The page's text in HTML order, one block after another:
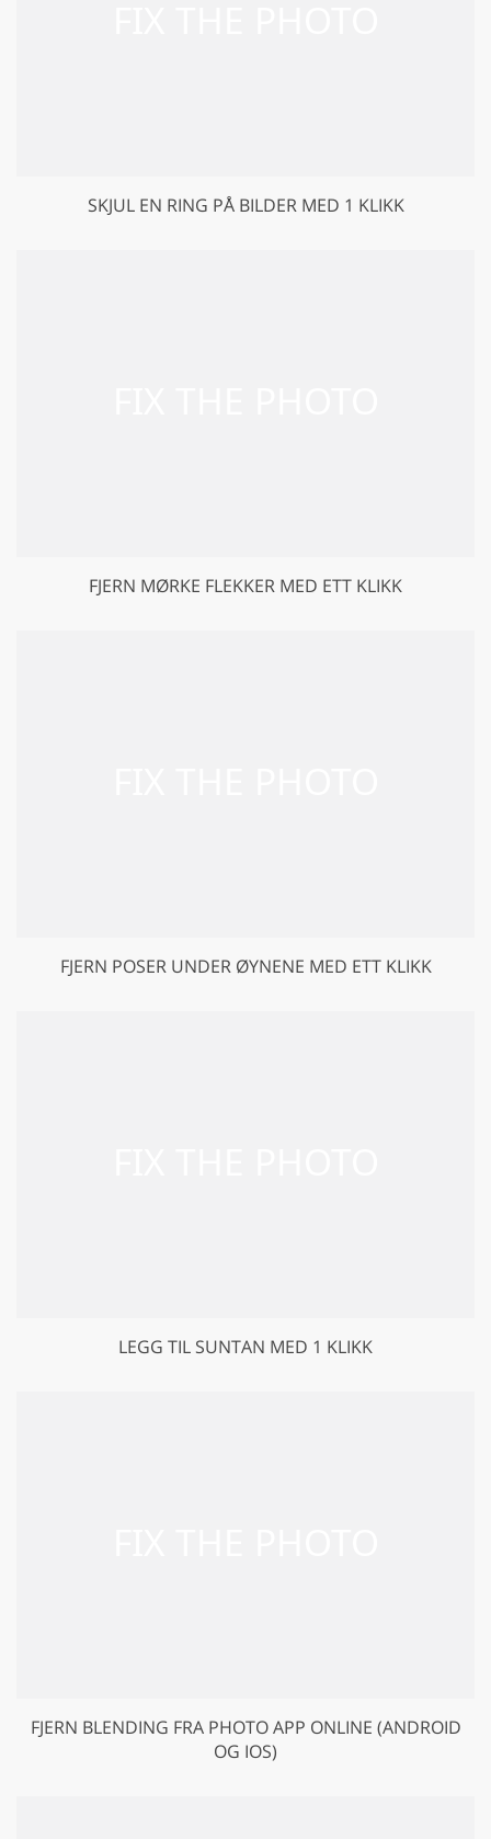
SKJUL EN RING PÅ BILDER MED 1 KLIKK
FJERN MØRKE FLEKKER MED ETT KLIKK
FJERN POSER UNDER ØYNENE MED ETT KLIKK
LEGG TIL SUNTAN MED 1 KLIKK
FJERN BLENDING FRA PHOTO APP ONLINE (ANDROID
OG IOS)